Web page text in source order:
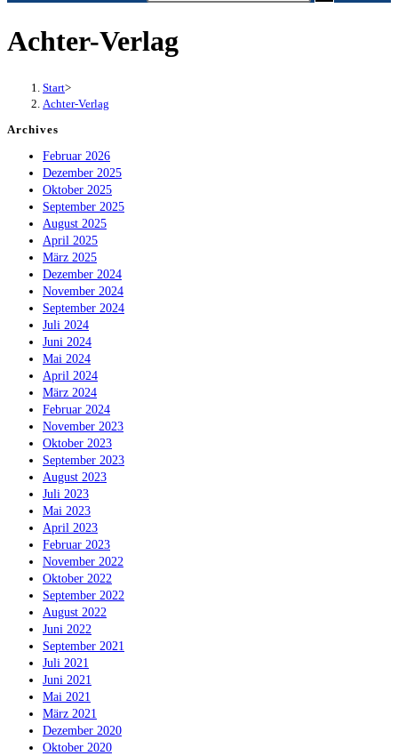
Achter-Verlag
Start>
Achter-Verlag
Archives
Februar 2026
Dezember 2025
Oktober 2025
September 2025
August 2025
April 2025
März 2025
Dezember 2024
November 2024
September 2024
Juli 2024
Juni 2024
Mai 2024
April 2024
März 2024
Februar 2024
November 2023
Oktober 2023
September 2023
August 2023
Juli 2023
Mai 2023
April 2023
Februar 2023
November 2022
Oktober 2022
September 2022
August 2022
Juni 2022
September 2021
Juli 2021
Juni 2021
Mai 2021
März 2021
Dezember 2020
Oktober 2020